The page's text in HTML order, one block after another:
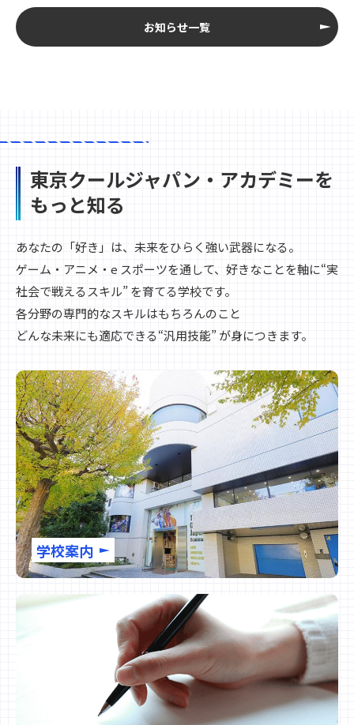
お知らせ一覧
東京クールジャパン・アカデミーを
もっと知る
あなたの「好き」は、未来をひらく強い武器になる。
ゲーム・アニメ・e スポーツを通して、好きなことを軸に“実
社会で戦えるスキル” を育てる学校です。
各分野の専門的なスキルはもちろんのこと
どんな未来にも適応できる“汎用技能” が身につきます。
学校案内